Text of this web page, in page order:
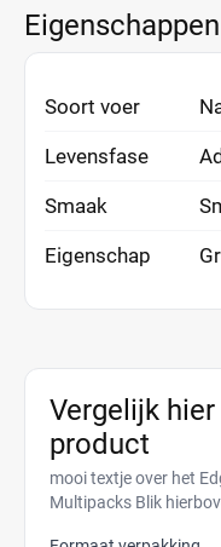
Eigenschappen
Soort voer
Levensfase
Smaak
Eigenschap
Vergelijk
product
mooi textje over het
Multipacks Blik